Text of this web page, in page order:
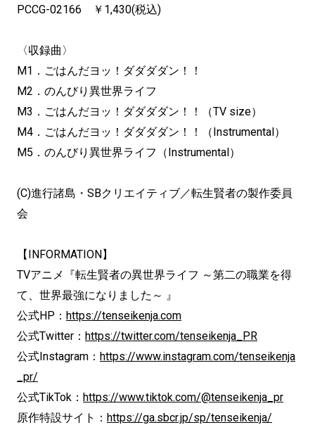
PCCG-02166 ￥1,430(税込)
〈収録曲〉
M1．ごはんだヨッ！ダダダダン！！
M2．のんびり異世界ライフ
M3．ごはんだヨッ！ダダダダン！！（TV size）
M4．ごはんだヨッ！ダダダダン！！（Instrumental）
M5．のんびり異世界ライフ（Instrumental）
(C)進行諸島・SBクリエイティブ／転生賢者の製作委員
会
【INFORMATION】
TVアニメ『転生賢者の異世界ライフ ～第二の職業を得
て、世界最強になりました～ 』
公式HP： https://tenseikenja.com
公式Twitter： https://twitter.com/tenseikenja_PR
公式Instagram： https://www.instagram.com/tenseikenja
_pr/
公式TikTok： https://www.tiktok.com/@tenseikenja_pr
原作特設サイト： https://ga.sbcr.jp/sp/tenseikenja/